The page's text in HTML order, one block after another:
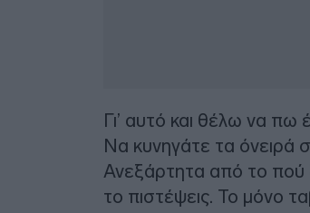
Γι’ αυτό και θέλω να πω
Να κυνηγάτε τα όνειρά
Ανεξάρτητα από το πού
το πιστέψεις. Το μόνο